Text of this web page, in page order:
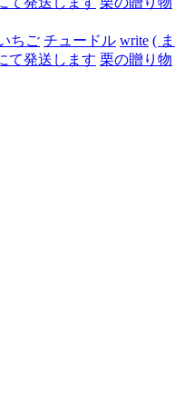
ちご チュードル write ( ま
て発送します 栗の贈り物